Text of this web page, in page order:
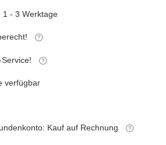
1 - 3 Werktage
verfügbar
Kauf auf Rechnung